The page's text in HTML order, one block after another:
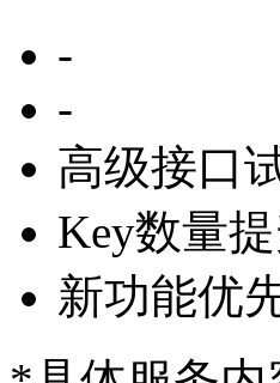
-
-
高级接口
Key数量
新功能优